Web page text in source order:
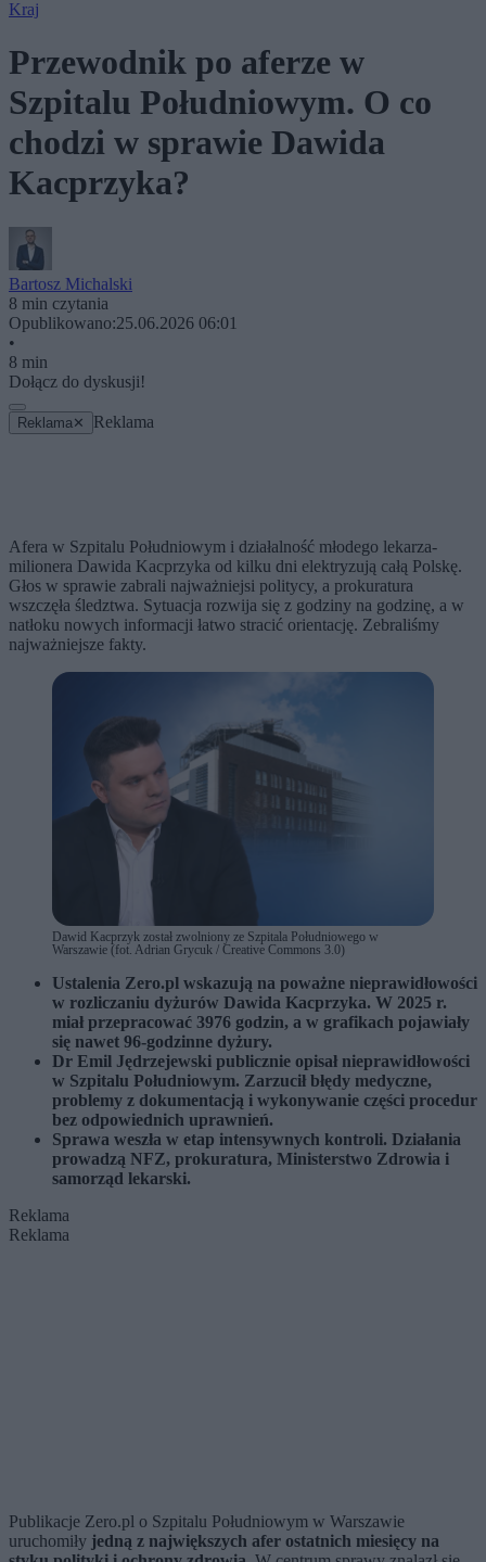
Kraj
Przewodnik po aferze w
Szpitalu Południowym. O co
chodzi w sprawie Dawida
Kacprzyka?
Bartosz Michalski
8 min czytania
Opublikowano:25.06.2026 06:01
•
8 min
Dołącz do dyskusji!
Reklama ✕ Reklama
Afera w Szpitalu Południowym i działalność młodego lekarza-
milionera Dawida Kacprzyka od kilku dni elektryzują całą Polskę.
Głos w sprawie zabrali najważniejsi politycy, a prokuratura
wszczęła śledztwa. Sytuacja rozwija się z godziny na godzinę, a w
natłoku nowych informacji łatwo stracić orientację. Zebraliśmy
najważniejsze fakty.
Dawid Kacprzyk został zwolniony ze Szpitala Południowego w
Warszawie (fot. Adrian Grycuk / Creative Commons 3.0)
Ustalenia Zero.pl wskazują na poważne nieprawidłowości
w rozliczaniu dyżurów Dawida Kacprzyka. W 2025 r.
miał przepracować 3976 godzin, a w grafikach pojawiały
się nawet 96-godzinne dyżury.
Dr Emil Jędrzejewski publicznie opisał nieprawidłowości
w Szpitalu Południowym. Zarzucił błędy medyczne,
problemy z dokumentacją i wykonywanie części procedur
bez odpowiednich uprawnień.
Sprawa weszła w etap intensywnych kontroli. Działania
prowadzą NFZ, prokuratura, Ministerstwo Zdrowia i
samorząd lekarski.
Reklama
Reklama
Publikacje Zero.pl o Szpitalu Południowym w Warszawie
uruchomiły jedną z największych afer ostatnich miesięcy na